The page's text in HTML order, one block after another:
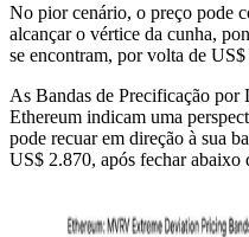
No pior cenário, o preço pode
alcançar o vértice da cunha,
se encontram, por volta de
As Bandas de Precificação
Ethereum indicam uma
pode recuar em direção à sua
US$ 2.870, após fechar abaixo